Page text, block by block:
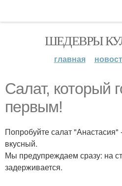
ШЕДЕВРЫ
главная
Салат, который
первым!
Попробуйте салат
вкусный.
Мы предупреждаем сразу: на
задерживается.